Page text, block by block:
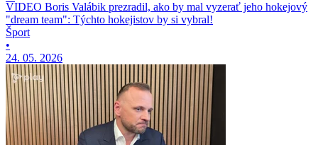
VIDEO Boris Valábik prezradil, ako by mal vyzerať jeho hokejový
"dream team": Týchto hokejistov by si vybral!
Šport
•
24. 05. 2026